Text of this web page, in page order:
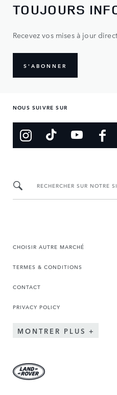
TOUJOURS
Recevez vos mises à jour
S'ABONNER
NOUS SUIVRE SUR
RECHERCHER SUR NOTRE
CHOISIR AUTRE MARCHÉ
TERMES & CONDITIONS
CONTACT
PRIVACY POLICY
MONTRER PLUS